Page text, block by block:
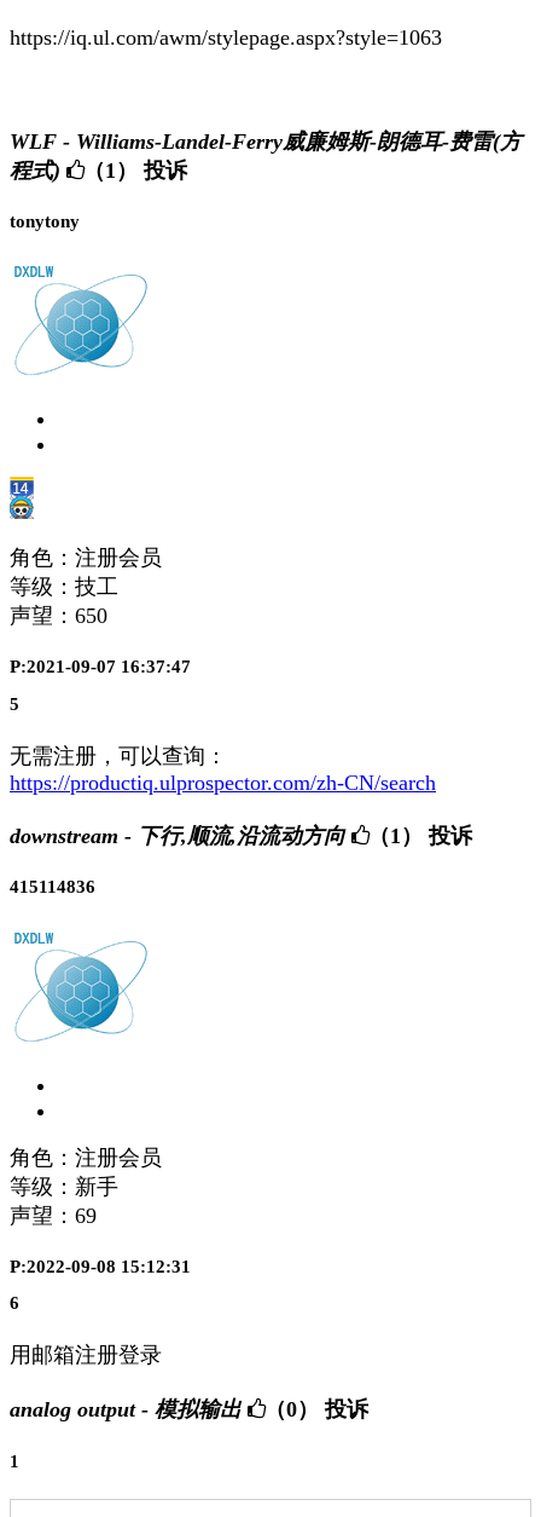
https://iq.ul.com/awm/stylepage.aspx?style=1063
WLF - Williams-Landel-Ferry威廉姆斯-朗德耳-费雷(方
程式)
（1） 投诉
tonytony
角色：注册会员
等级：技工
声望： 650
P:2021-09-07 16:37:47
5
无需注册，可以查询：
https://productiq.ulprospector.com/zh-CN/search
downstream - 下行,顺流,沿流动方向 （1） 投诉
415114836
角色：注册会员
等级：新手
声望： 69
P:2022-09-08 15:12:31
6
用邮箱注册登录
analog output - 模拟输出 （0） 投诉
1